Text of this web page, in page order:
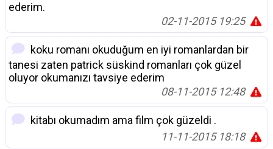
ederim.
02-11-2015 19:25
koku romanı okuduğum en iyi romanlardan bir
tanesi zaten patrick süskind romanları çok güzel
oluyor okumanızı tavsiye ederim
08-11-2015 12:48
kitabı okumadım ama film çok güzeldi .
11-11-2015 18:18